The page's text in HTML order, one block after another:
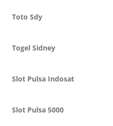
Toto Sdy
Togel Sidney
Slot Pulsa Indosat
Slot Pulsa 5000